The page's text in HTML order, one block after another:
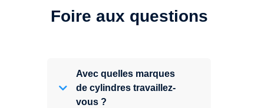
Foire aux questions
Avec quelles marques
de cylindres travaillez-
vous ?